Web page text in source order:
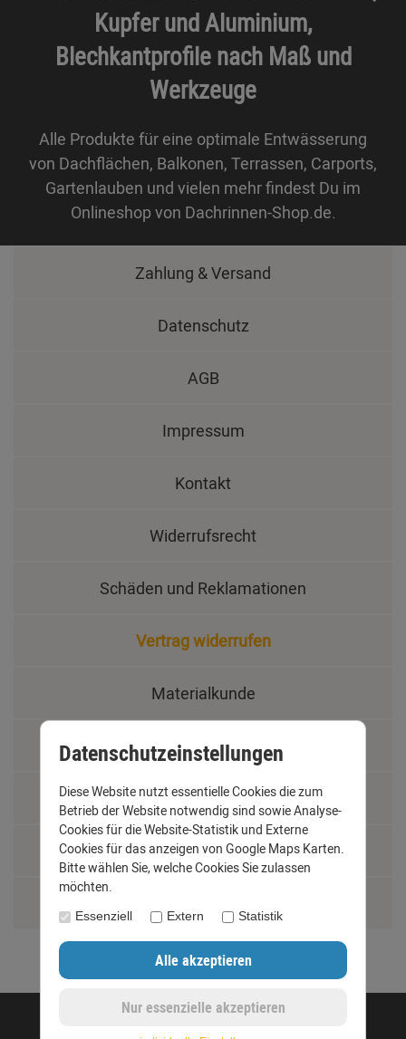
Kupfer und Aluminium,
Blechkantprofile nach Maß und
Werkzeuge
Alle Produkte für eine optimale Entwässerung
von Dachflächen, Balkonen, Terrassen, Carports,
Gartenlauben und vielen mehr findest Du im
Onlineshop von Dachrinnen-Shop.de.
Zahlung & Versand
Datenschutz
AGB
Impressum
Kontakt
Widerrufsrecht
Schäden und Reklamationen
Vertrag widerrufen
Materialkunde
Fachbegriffe
Jobs
Montage und Installationshilfen
©opyright 2020 - www.dachrinnen-shop.de
Datenschutzeinstellungen
Diese Website nutzt essentielle Cookies die zum
Betrieb der Website notwendig sind sowie Analyse-
Cookies für die Website-Statistik und Externe
Cookies für das anzeigen von Google Maps Karten.
Bitte wählen Sie, welche Cookies Sie zulassen
möchten.
Essenziell Extern Statistik